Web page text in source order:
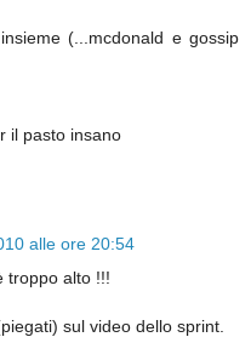
(...mcdonald e gossip
il pasto insano
alle ore 20:54
troppo alto !!!
sul video dello sprint.